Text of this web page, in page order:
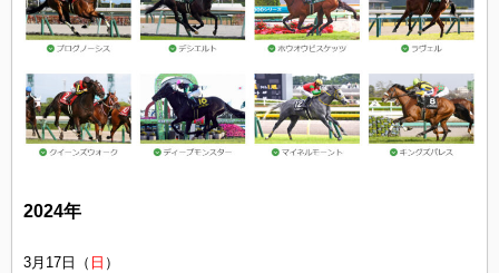
2024年
3月17日（ 日 ）